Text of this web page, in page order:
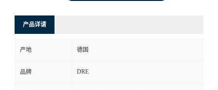
产品详请
产地 德国
品牌 DRE